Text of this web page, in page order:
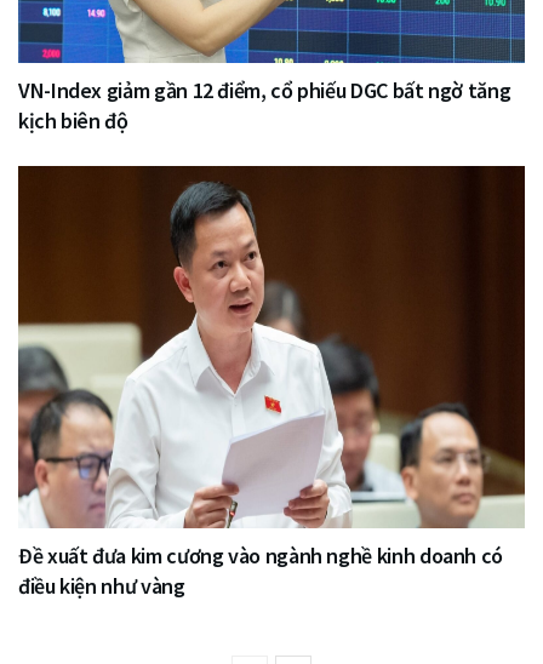
VN-Index giảm gần 12 điểm, cổ phiếu DGC bất ngờ tăng
kịch biên độ
Đề xuất đưa kim cương vào ngành nghề kinh doanh có
điều kiện như vàng